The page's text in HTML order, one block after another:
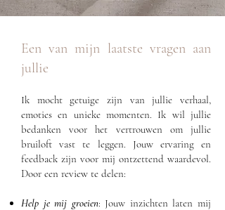
Een van mijn laatste vragen aan
jullie
Ik mocht getuige zijn van jullie verhaal,
emoties en unieke momenten. Ik wil jullie
bedanken voor het vertrouwen om jullie
bruiloft vast te leggen. Jouw ervaring en
feedback zijn voor mij ontzettend waardevol.
Door een review te delen:
Help je mij groeien: Jouw inzichten laten mij